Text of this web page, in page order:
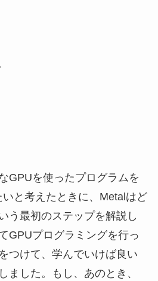
GPUを使ったプログラムを
と考えたときに、Metalはど
う最初のステップを解説し
GPUプログラミングを行っ
つけて、学んでいけば良い
ました。もし、あのとき、